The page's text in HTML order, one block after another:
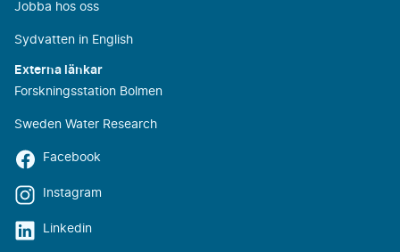
Jobba hos oss
Sydvatten in English
Externa länkar
Forskningsstation Bolmen
Sweden Water Research
Facebook
Instagram
Linkedin